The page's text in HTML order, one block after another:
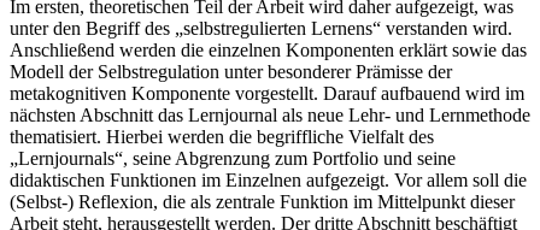
Im ersten, theoretischen Teil der Arbeit wird daher aufgezeigt, was
unter den Begriff des „selbstregulierten Lernens“ verstanden wird.
Anschließend werden die einzelnen Komponenten erklärt sowie das
Modell der Selbstregulation unter besonderer Prämisse der
metakognitiven Komponente vorgestellt. Darauf aufbauend wird im
nächsten Abschnitt das Lernjournal als neue Lehr- und Lernmethode
thematisiert. Hierbei werden die begriffliche Vielfalt des
„Lernjournals“, seine Abgrenzung zum Portfolio und seine
didaktischen Funktionen im Einzelnen aufgezeigt. Vor allem soll die
(Selbst-) Reflexion, die als zentrale Funktion im Mittelpunkt dieser
Arbeit steht, herausgestellt werden. Der dritte Abschnitt beschäftigt